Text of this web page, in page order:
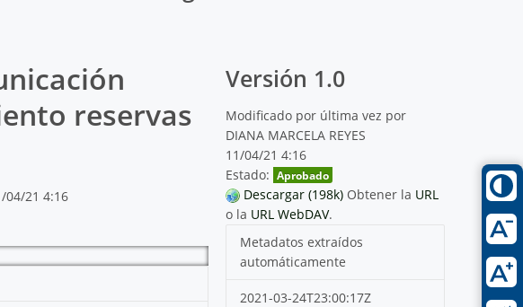
reservas
04/21 4:16
Versión 1.0
Modificado por última vez por
DIANA MARCELA REYES
11/04/21 4:16
Estado: Aprobado
Descargar (198k) Obtener la URL
o la URL WebDAV.
Metadatos extraídos
automáticamente
2021-03-24T23:00:17Z